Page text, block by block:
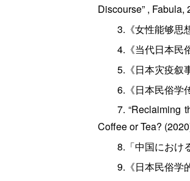
Discourse” , Fabula,
3.《女性能够思
4.《当代日本民
5.《日本灾疫叙
6.《日本民俗学
7. “Reclaiming
Coffee or Tea?
8.「中国におけ
9.《日本民俗学